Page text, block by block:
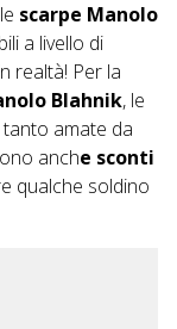
scarpe Manolo
a livello di
realtà! Per la
Blahnik, le
tanto amate da
anche sconti
qualche soldino